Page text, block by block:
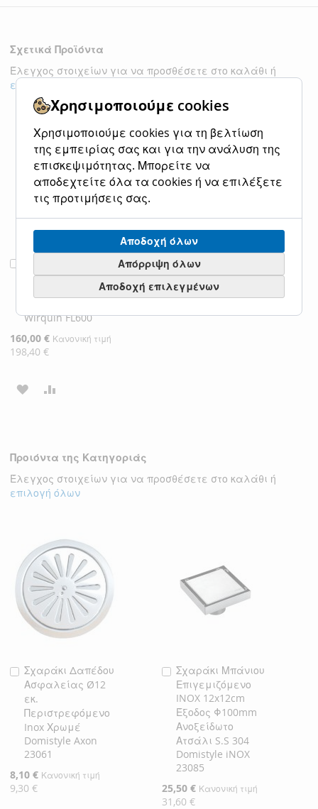
Σχετικά Προϊόντα
Έλεγχος στοιχείων για να προσθέσετε στο καλάθι ή
επιλογή όλων
Κανάλι
Ντουζιέρας Flat
Wirquin FL600
Ειδική
Τιμή
160,00 € Κανονική τιμή
198,40 €
στο
ΠΡΟΣΘΉΚΗ
ΕΠΙΘΥΜΙΏΝ
Προιόντα της Κατηγοριάς
Έλεγχος στοιχείων για να προσθέσετε στο καλάθι ή
επιλογή όλων
Σχαράκι Δαπέδου
Ασφαλείας Ø12
εκ.
Περιστρεφόμενο
Inox Χρωμέ
Domistyle Axon
23061
Ειδική
Τιμή
8,10 € Κανονική τιμή
9,30 €
Προσθήκη
στο
Καλάθι
Σχαράκι Μπάνιου
Επιγεμιζόμενο
INOX 12x12cm
Έξοδος Φ100mm
Ανοξείδωτο
Ατσάλι S.S 304
Domistyle iNOX
23085
Ειδική
Τιμή
25,50 € Κανονική τιμή
31,60 €
Προσθήκη
στο
Καλάθι
Χρησιμοποιούμε cookies
Χρησιμοποιούμε cookies για τη βελτίωση
της εμπειρίας σας και για την ανάλυση της
επισκεψιμότητας. Μπορείτε να
αποδεχτείτε όλα τα cookies ή να επιλέξετε
τις προτιμήσεις σας.
Αποδοχή όλων
Απόρριψη όλων
Αποδοχή επιλεγμένων